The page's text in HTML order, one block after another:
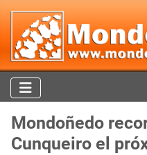
Mondoñedo
Cunqueiro el